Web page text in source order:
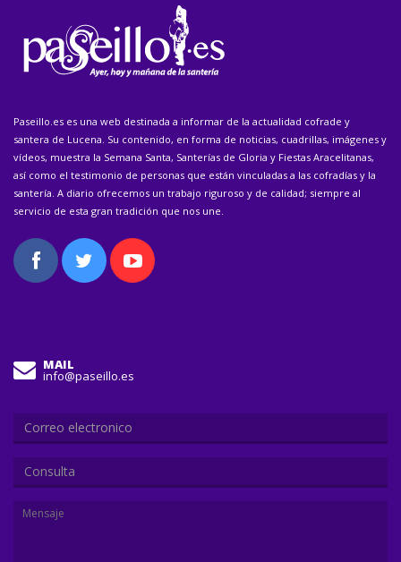
Paseillo.es es una web destinada a informar de la actualidad cofrade y
santera de Lucena. Su contenido, en forma de noticias, cuadrillas, imágenes y
vídeos, muestra la Semana Santa, Santerías de Gloria y Fiestas Aracelitanas,
así como el testimonio de personas que están vinculadas a las cofradías y la
santería. A diario ofrecemos un trabajo riguroso y de calidad; siempre al
servicio de esta gran tradición que nos une.
MAIL
info@paseillo.es
Consulta